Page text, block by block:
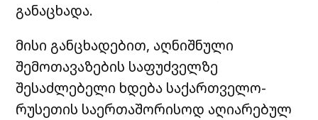
განაცხადა.
მისი განცხადებით, აღნიშნული
შემოთავაზების საფუძველზე
შესაძლებელი ხდება საქართველო-
რუსეთის საერთაშორისოდ აღიარებულ